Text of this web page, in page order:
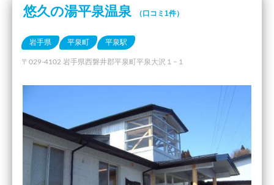
悠久の湯平泉温泉 （口コミ1件）
岩手県 平泉町 平泉駅
〒029-4102 岩手県西磐井郡平泉町平泉大沢１−１